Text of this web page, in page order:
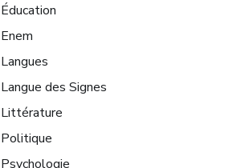
Éducation
Enem
Langues
Langue des Signes
Littérature
Politique
Psychologie